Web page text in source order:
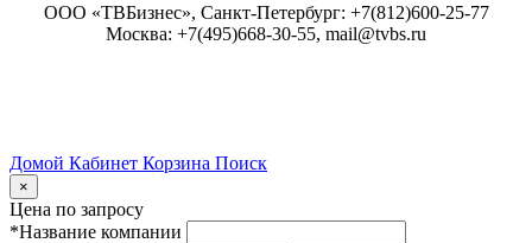
ООО «ТВБизнес», Санкт-Петербург: +7(812)600-25-77
Москва: +7(495)668-30-55, mail@tvbs.ru
Домой Кабинет Корзина Поиск
×
Цена по запросу
*Название компании